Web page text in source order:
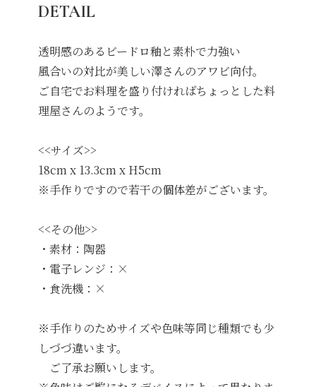
DETAIL
透明感のあるビードロ釉と素朴で力強い
風合いの対比が美しい澤さんのアワビ向付。
ご自宅でお料理を盛り付ければちょっとした料
理屋さんのようです。
<<サイズ>>
18cm x 13.3cm x H5cm
※手作りですので若干の個体差がございます。
<<その他>>
・素材：陶器
・電子レンジ：×
・食洗機：×
※手作りのためサイズや色味等同じ種類でも少
しづづ違います。
ご了承お願いします。